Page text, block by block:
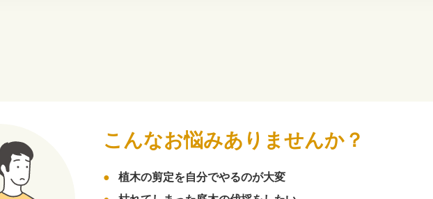
こんなお悩みありませんか？
植木の剪定を自分でやるのが大変